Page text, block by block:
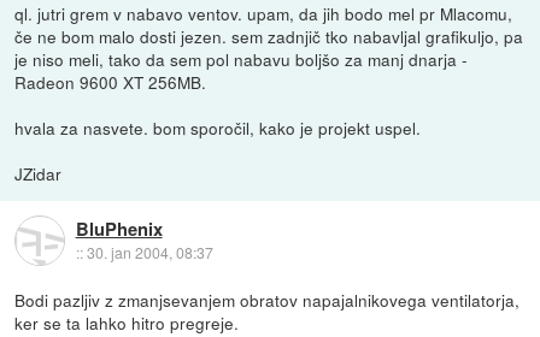
ql. jutri grem v nabavo ventov. upam, da jih bodo mel pr Mlacomu,
če ne bom malo dosti jezen. sem zadnjič tko nabavljal grafikuljo, pa
je niso meli, tako da sem pol nabavu boljšo za manj dnarja -
Radeon 9600 XT 256MB.
hvala za nasvete. bom sporočil, kako je projekt uspel.
JZidar
BluPhenix
::30. jan 2004, 08:37
Bodi pazljiv z zmanjsevanjem obratov napajalnikovega ventilatorja,
ker se ta lahko hitro pregreje.